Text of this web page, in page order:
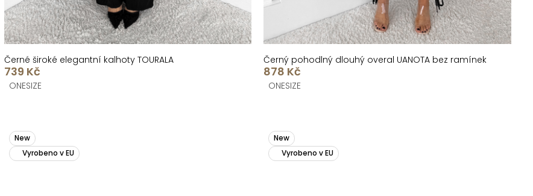
Černé široké elegantní kalhoty TOURALA
739 Kč
ONESIZE
Černý pohodlný dlouhý overal UANOTA bez ramínek
878 Kč
ONESIZE
New
Vyrobeno v EU
New
Vyrobeno v EU